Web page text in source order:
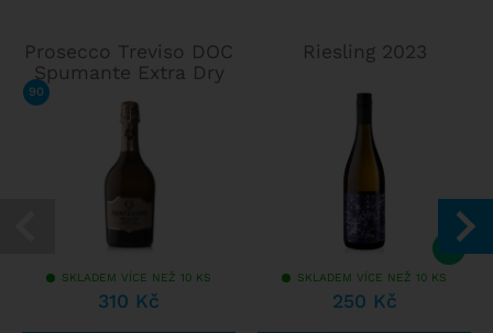
Prosecco Treviso DOC
Spumante Extra Dry
90
SKLADEM VÍCE NEŽ 10 KS
310 Kč
Riesling 2023
SKLADEM VÍCE NEŽ 10 KS
250 Kč